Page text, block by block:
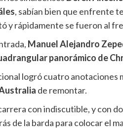
, sabían bien que enfrente
y rápidamente se fueron al
Manuel Alejandro
panorámico de
logró cuatro anotaciones
de remontar.
con indiscutible, y con
de la barda para colocar el